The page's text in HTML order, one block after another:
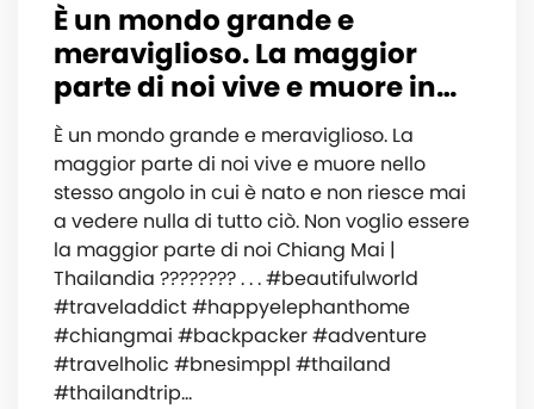
È un mondo grande e
meraviglioso. La maggior
parte di noi vive e muore in…
È un mondo grande e meraviglioso. La
maggior parte di noi vive e muore nello
stesso angolo in cui è nato e non riesce mai
a vedere nulla di tutto ciò. Non voglio essere
la maggior parte di noi Chiang Mai |
Thailandia ???????? . . . #beautifulworld
#traveladdict #happyelephanthome
#chiangmai #backpacker #adventure
#travelholic #bnesimppl #thailand
#thailandtrip…